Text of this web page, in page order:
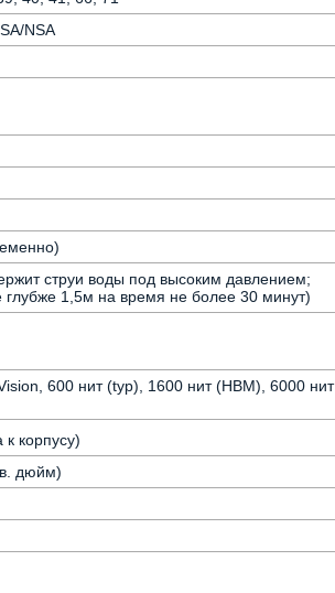
NSA
струи воды под высоким давлением;
глубже 1,5м на время не более 30 минут)
600 нит (typ), 1600 нит (HBM), 6000 нит
корпусу)
дюйм)